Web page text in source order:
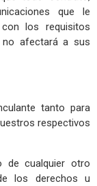
que le
los requisitos
no afectará a sus
tanto para
respectivos
de cualquier otro
los derechos u